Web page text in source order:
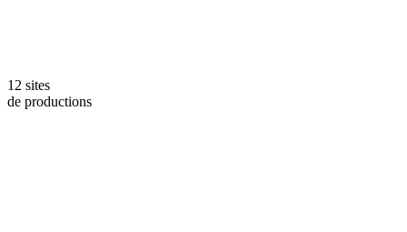
12 sites
de productions